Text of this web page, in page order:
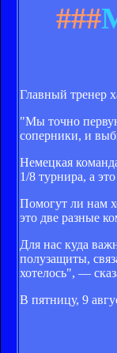
###
Главный тренер
"Мы точно
соперники, и
Немецкая
1/8 турнира, а
Помогут ли нам
это две разные
Для нас куда
полузащиты,
хотелось", —
В пятницу, 9